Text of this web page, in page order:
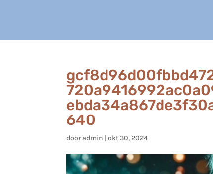
640
door admin |okt 30, 2024